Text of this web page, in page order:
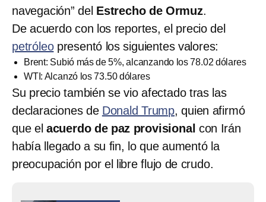
navegación” del Estrecho de Ormuz.
De acuerdo con los reportes, el precio del
petróleopresentó los siguientes valores:
Brent: Subió más de 5%, alcanzando los 78.02 dólares
WTI: Alcanzó los 73.50 dólares
Su precio también se vio afectado tras las
declaraciones de Donald Trump, quien afirmó
que el acuerdo de paz provisional con Irán
había llegado a su fin, lo que aumentó la
preocupación por el libre flujo de crudo.